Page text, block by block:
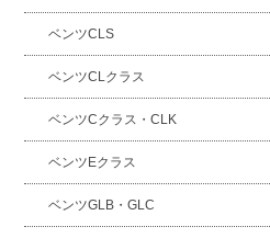
ベンツCLS
ベンツCLクラス
ベンツCクラス・CLK
ベンツEクラス
ベンツGLB・GLC